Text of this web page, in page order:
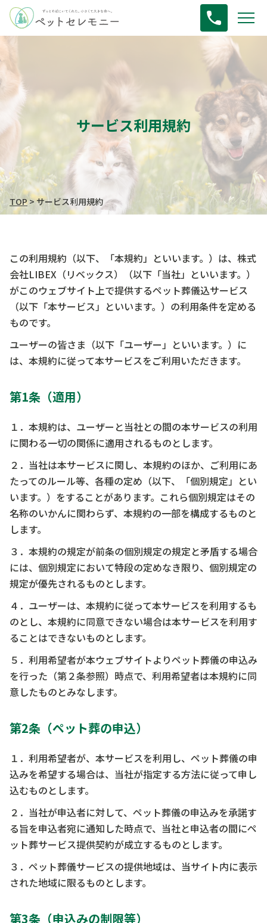
TOP>サービス利用規約
サービス利用規約
この利用規約（以下、「本規約」といいます。）は、株式
会社LIBEX（リベックス）（以下「当社」といいます。）
がこのウェブサイト上で提供するペット葬儀込サービス
（以下「本サービス」といいます。）の利用条件を定める
ものです。
ユーザーの皆さま（以下「ユーザー」といいます。）に
は、本規約に従って本サービスをご利用いただきます。
第1条（適用）
１．本規約は、ユーザーと当社との間の本サービスの利用
に関わる一切の関係に適用されるものとします。
２．当社は本サービスに関し、本規約のほか、ご利用にあ
たってのルール等、各種の定め（以下、「個別規定」とい
います。）をすることがあります。これら個別規定はその
名称のいかんに関わらず、本規約の一部を構成するものと
します。
３．本規約の規定が前条の個別規定の規定と矛盾する場合
には、個別規定において特段の定めなき限り、個別規定の
規定が優先されるものとします。
４．ユーザーは、本規約に従って本サービスを利用するも
のとし、本規約に同意できない場合は本サービスを利用す
ることはできないものとします。
５．利用希望者が本ウェブサイトよりペット葬儀の申込み
を行った（第２条参照）時点で、利用希望者は本規約に同
意したものとみなします。
第2条（ペット葬の申込）
１．利用希望者が、本サービスを利用し、ペット葬儀の申
込みを希望する場合は、当社が指定する方法に従って申し
込むものとします。
２．当社が申込者に対して、ペット葬儀の申込みを承諾す
る旨を申込者宛に通知した時点で、当社と申込者の間にペ
ット葬サービス提供契約が成立するものとします。
３．ペット葬儀サービスの提供地域は、当サイト内に表示
された地域に限るものとします。
第3条（申込みの制限等）